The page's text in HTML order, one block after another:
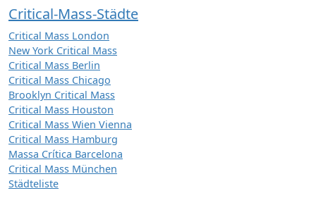
Critical-Mass-Städte
Critical Mass London
New York Critical Mass
Critical Mass Berlin
Critical Mass Chicago
Brooklyn Critical Mass
Critical Mass Houston
Critical Mass Wien Vienna
Critical Mass Hamburg
Massa Crítica Barcelona
Critical Mass München
Städteliste